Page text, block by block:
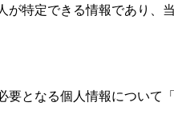
特定できる情報であり、
となる個人情報につい